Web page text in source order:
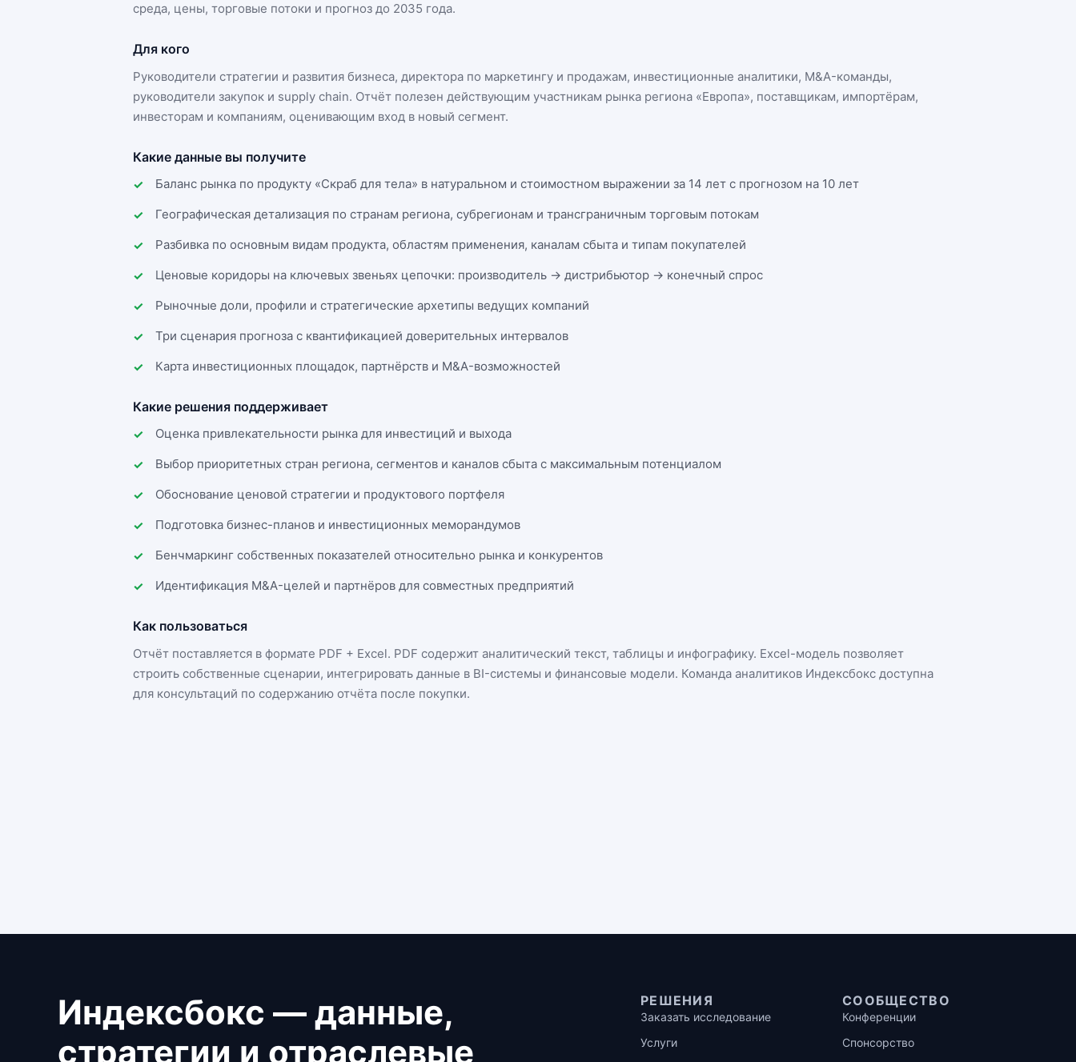
среда, цены, торговые потоки и прогноз до 2035 года.
Для кого
Руководители стратегии и развития бизнеса, директора по маркетингу и продажам, инвестиционные аналитики, M&A-команды,
руководители закупок и supply chain. Отчёт полезен действующим участникам рынка региона «Европа», поставщикам, импортёрам,
инвесторам и компаниям, оценивающим вход в новый сегмент.
Какие данные вы получите
Баланс рынка по продукту «Скраб для тела» в натуральном и стоимостном выражении за 14 лет с прогнозом на 10 лет
Географическая детализация по странам региона, субрегионам и трансграничным торговым потокам
Разбивка по основным видам продукта, областям применения, каналам сбыта и типам покупателей
Ценовые коридоры на ключевых звеньях цепочки: производитель → дистрибьютор → конечный спрос
Рыночные доли, профили и стратегические архетипы ведущих компаний
Три сценария прогноза с квантификацией доверительных интервалов
Карта инвестиционных площадок, партнёрств и M&A-возможностей
Какие решения поддерживает
Оценка привлекательности рынка для инвестиций и выхода
Выбор приоритетных стран региона, сегментов и каналов сбыта с максимальным потенциалом
Обоснование ценовой стратегии и продуктового портфеля
Подготовка бизнес-планов и инвестиционных меморандумов
Бенчмаркинг собственных показателей относительно рынка и конкурентов
Идентификация M&A-целей и партнёров для совместных предприятий
Как пользоваться
Отчёт поставляется в формате PDF + Excel. PDF содержит аналитический текст, таблицы и инфографику. Excel-модель позволяет
строить собственные сценарии, интегрировать данные в BI-системы и финансовые модели. Команда аналитиков Индексбокс доступна
для консультаций по содержанию отчёта после покупки.
Индексбокс — данные,
стратегии и отраслевые
РЕШЕНИЯ
Заказать исследование
Услуги
СООБЩЕСТВО
Конференции
Спонсорство